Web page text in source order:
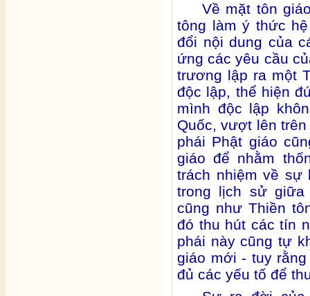
Về mặt tôn
tông làm ý thức
đổi nội dung của
ứng các yêu cầu
trương lập ra một
độc lập, thể hiện
mình độc lập
Quốc, vượt lên
phái Phật giáo
giáo để nhằm
trách nhiệm về sự
trong lịch sử
cũng như Thiền
đó thu hút các tín
phái này cũng tự
giáo mới - tuy
đủ các yếu tố để